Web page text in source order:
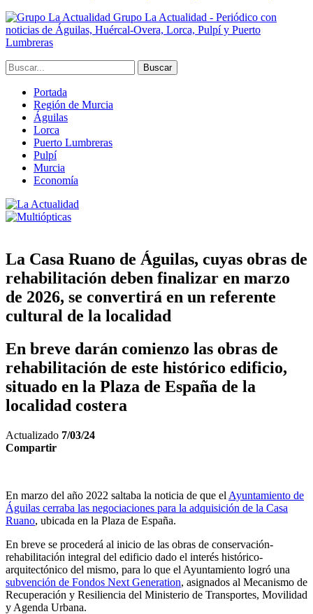
Grupo La Actualidad - Periódico con
noticias de Águilas, Huércal-Overa, Lorca, Pulpí y Puerto
Lumbreras
Portada
Región de Murcia
Águilas
Lorca
Puerto Lumbreras
Pulpí
Murcia
Economía
La Casa Ruano de Águilas, cuyas obras de
rehabilitación deben finalizar en marzo
de 2026, se convertirá en un referente
cultural de la localidad
En breve darán comienzo las obras de
rehabilitación de este histórico edificio,
situado en la Plaza de España de la
localidad costera
Actualizado 7/03/24
Compartir
En marzo del año 2022 saltaba la noticia de que el Ayuntamiento de
Águilas cerraba las negociaciones para la adquisición de la Casa
Ruano, ubicada en la Plaza de España.
En breve se procederá al inicio de las obras de conservación-
rehabilitación integral del edificio dado el interés histórico-
arquitectónico del mismo, para lo que el Ayuntamiento logró una
subvención de Fondos Next Generation, asignados al Mecanismo de
Recuperación y Resiliencia del Ministerio de Transportes, Movilidad
y Agenda Urbana.